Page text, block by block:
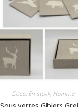
Déco, En stock, Homme